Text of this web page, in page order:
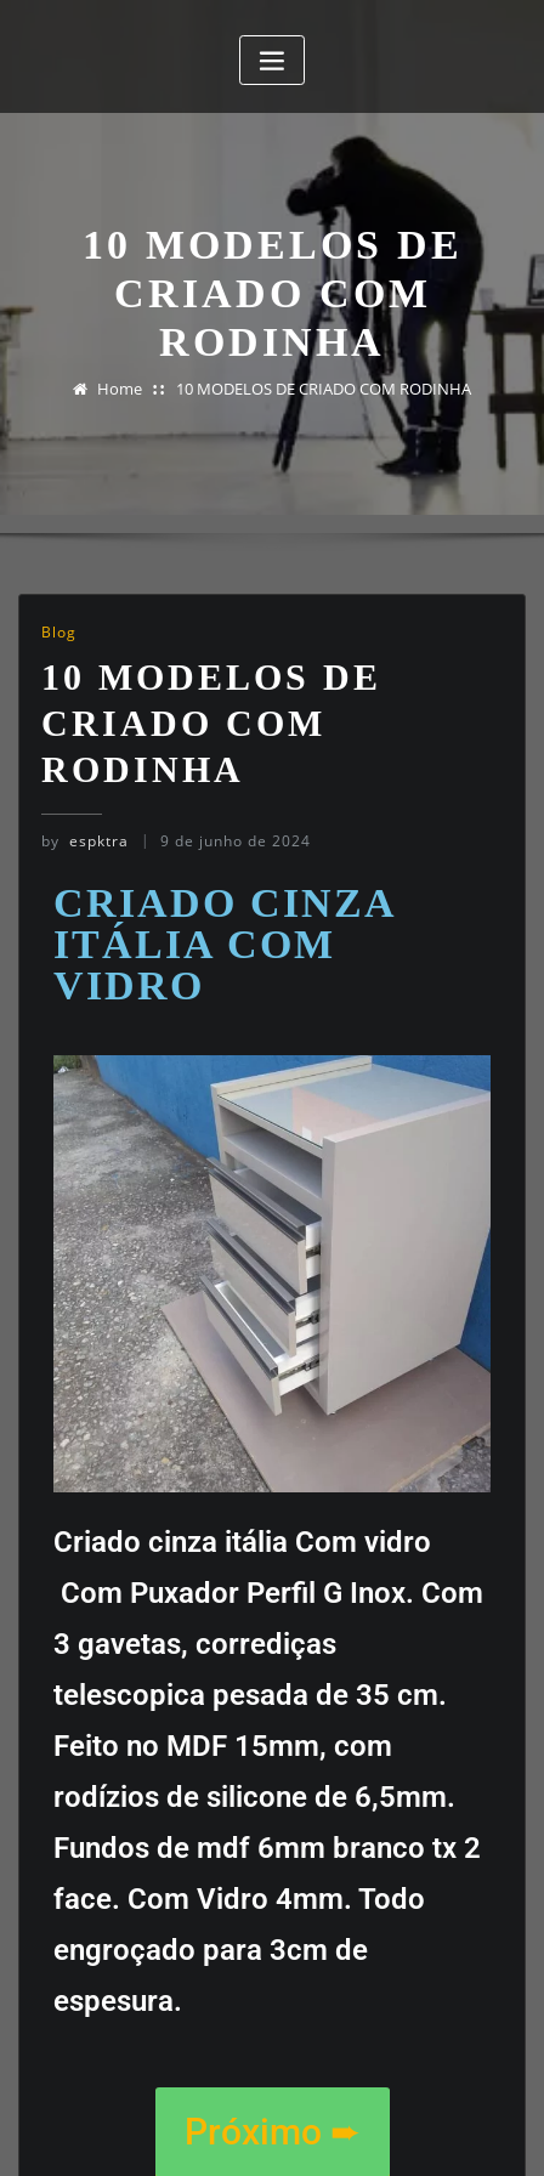
10 MODELOS DE
CRIADO COM
RODINHA
Home 10 MODELOS DE CRIADO COM RODINHA
Blog
10 MODELOS DE
CRIADO COM
RODINHA
by espktra 9 de junho de 2024
CRIADO CINZA
ITÁLIA COM
VIDRO
Criado cinza itália Com vidro
Com Puxador Perfil G Inox. Com
3 gavetas, corrediças
telescopica pesada de 35 cm.
Feito no MDF 15mm, com
rodízios de silicone de 6,5mm.
Fundos de mdf 6mm branco tx 2
face. Com Vidro 4mm. Todo
engroçado para 3cm de
espesura.
Próximo ➨